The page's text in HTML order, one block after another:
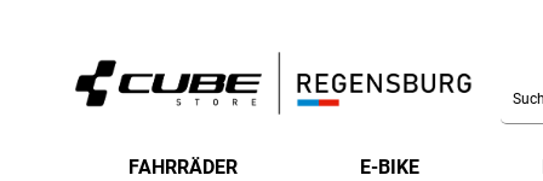
Search
FAHRRÄDER E-BIKE